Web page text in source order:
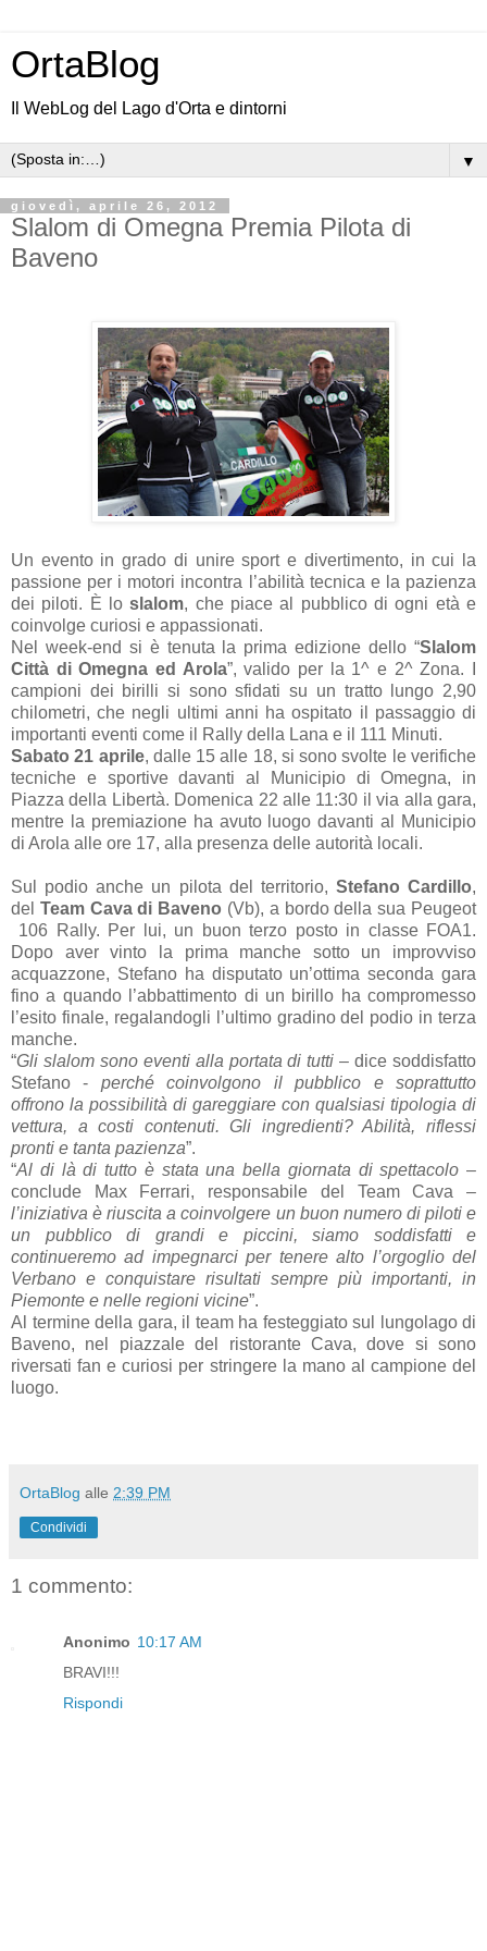
OrtaBlog
Il WebLog del Lago d'Orta e dintorni
▼
giovedì, aprile 26, 2012
Slalom di Omegna Premia Pilota di
Baveno
Un evento in grado di unire sport e divertimento, in cui la
passione per i motori incontra l’abilità tecnica e la pazienza
dei piloti. È loslalom, che piace al pubblico di ogni età e
coinvolge curiosi e appassionati.
Nel week-end si è tenuta la prima edizione dello “Slalom
Città di Omegna ed Arola”, valido per la 1^ e 2^ Zona. I
campioni dei birilli si sono sfidati su un tratto lungo 2,90
chilometri, che negli ultimi anni ha ospitato il passaggio di
importanti eventi come il Rally della Lana e il 111 Minuti.
Sabato 21 aprile, dalle 15 alle 18, si sono svolte le verifiche
tecniche e sportive davanti al Municipio di Omegna, in
Piazza della Libertà. Domenica 22 alle 11:30 il via alla gara,
mentre la premiazione ha avuto luogo davanti al Municipio
di Arola alle ore 17, alla presenza delle autorità locali.
Sul podio anche un pilota del territorio, Stefano Cardillo,
del Team Cava di Baveno (Vb), a bordo della sua Peugeot
106 Rally. Per lui, un buon terzo posto in classe FOA1.
Dopo aver vinto la prima manche sotto un improvviso
acquazzone, Stefano ha disputato un’ottima seconda gara
fino a quando l’abbattimento di un birillo ha compromesso
l’esito finale, regalandogli l’ultimo gradino del podio in terza
manche.
“Gli slalom sono eventi alla portata di tutti – dice soddisfatto
Stefano - perché coinvolgono il pubblico e soprattutto
offrono la possibilità di gareggiare con qualsiasi tipologia di
vettura, a costi contenuti. Gli ingredienti? Abilità, riflessi
pronti e tanta pazienza”.
“Al di là di tutto è stata una bella giornata di spettacolo –
conclude Max Ferrari, responsabile del Team Cava –
l’iniziativa è riuscita a coinvolgere un buon numero di piloti e
un pubblico di grandi e piccini, siamo soddisfatti e
continueremo ad impegnarci per tenere alto l’orgoglio del
Verbano e conquistare risultati sempre più importanti, in
Piemonte e nelle regioni vicine”.
Al termine della gara, il team ha festeggiato sul lungolago di
Baveno, nel piazzale del ristorante Cava, dove si sono
riversati fan e curiosi per stringere la mano al campione del
luogo.
OrtaBlog alle 2:39 PM
Condividi
1 commento:
Anonimo 10:17 AM
BRAVI!!!
Rispondi